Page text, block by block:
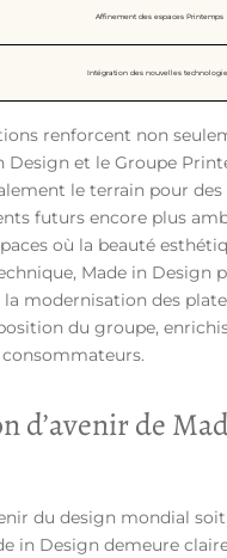
Affinement des espaces Printemps
Intégration des nouvelles
renforcent non
Design et le Groupe
le terrain pour des
futurs encore plus
où la beauté
Made in Design
modernisation des
du groupe,
d’avenir de
du design mondial
in Design demeure